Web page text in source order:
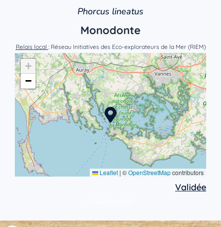
Phorcus lineatus
Monodonte
Relais local : Réseau Initiatives des Eco-explorateurs de la Mer (RIEM)
+
−
Leaflet | ©OpenStreetMapcontributors
Validée